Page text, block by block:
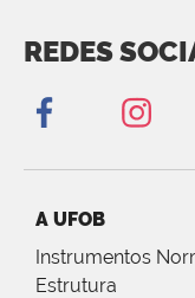
REDES
A UFOB
Instrumentos
Estrutura